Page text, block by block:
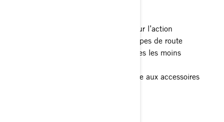
Véhicule d’aventure 3-roues prêt pour l’action
Stabilité remarquable sur tous les types de route
Protection du véhicule pour les routes les moins
Intégration LinQ pour un accès facile aux accessoires